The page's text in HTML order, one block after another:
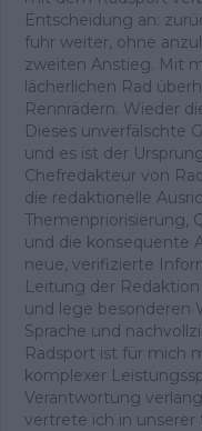
Entscheidung an:
fuhr weiter, ohne
zweiten Anstieg. Mit
lächerlichen Rad
Rennrädern. Wieder
Dieses unverfälschte
und es ist der
Chefredakteur von
die redaktionelle
Themenpriorisierung,
und die konsequente
neue, verifizierte
Leitung der
und lege besonderen
Sprache und
Radsport ist für mich
komplexer
Verantwortung
vertrete ich in